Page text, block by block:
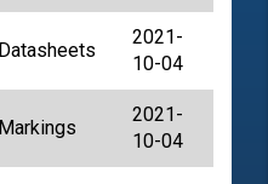
Datasheets
2021-
10-04
Markings
2021-
10-04